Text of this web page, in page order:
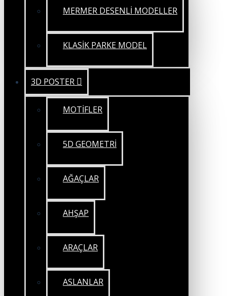
MERMER DESENLİ MODELLER
KLASİK PARKE MODEL
3D POSTER
MOTİFLER
5D GEOMETRİ
AĞAÇLAR
AHŞAP
ARAÇLAR
ASLANLAR